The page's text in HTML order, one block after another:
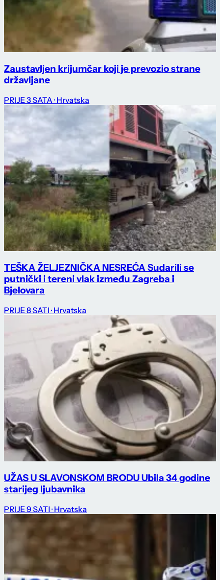
Zaustavljen krijumčar koji je prevozio strane
državljane
PRIJE 3 SATA · Hrvatska
TEŠKA ŽELJEZNIČKA NESREĆA Sudarili se
putnički i tereni vlak između Zagreba i
Bjelovara
PRIJE 8 SATI · Hrvatska
UŽAS U SLAVONSKOM BRODU Ubila 34 godine
starijeg ljubavnika
PRIJE 9 SATI · Hrvatska